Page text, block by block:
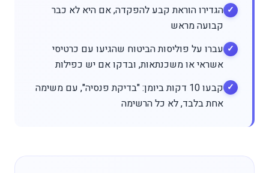
הגדירו הוראת קבע להפקדה, אם היא לא כבר
קבועה מראש
עברו על פוליסות הביטוח שהגיעו עם כרטיסי
אשראי או משכנתאות, ובדקו אם יש כפילות
קבעו 10 דקות ביומן: "בדיקת פנסיה", עם משימה
אחת בלבד, לא כל הרשימה